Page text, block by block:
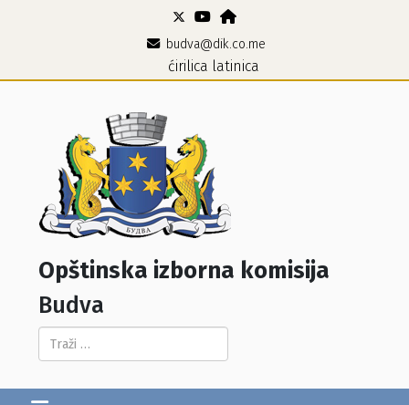
budva@dik.co.me
ćirilica latinica
Opštinska izborna komisija
Budva
Pretraga...